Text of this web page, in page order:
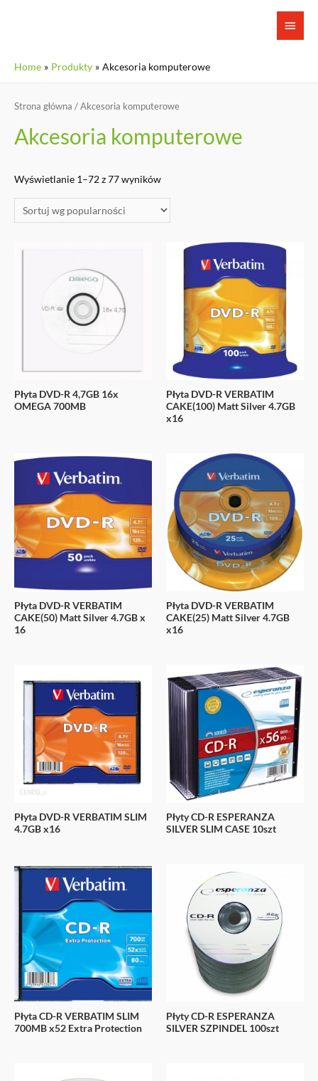
first
time
kimberly
gets
treated
www.xxxbookmark.net
Home Produkty Akcesoria komputerowe
Strona główna / Akcesoria komputerowe
Akcesoria komputerowe
Wyświetlanie 1–72 z 77 wyników
Płyta DVD-R 4,7GB 16x
OMEGA 700MB
Płyta DVD-R VERBATIM
CAKE(100) Matt Silver 4.7GB
x16
Płyta DVD-R VERBATIM
CAKE(50) Matt Silver 4.7GB x
16
Płyta DVD-R VERBATIM
CAKE(25) Matt Silver 4.7GB
x16
Płyta DVD-R VERBATIM SLIM
4.7GB x16
Płyty CD-R ESPERANZA
SILVER SLIM CASE 10szt
Płyta CD-R VERBATIM SLIM
700MB x52 Extra Protection
Płyty CD-R ESPERANZA
SILVER SZPINDEL 100szt